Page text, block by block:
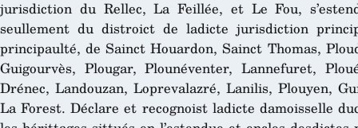
jurisdiction du Rellec, La Feillée, et Le Fou,
seullement du distroict de ladicte jurisdiction
principaulté, de Sainct Houardon, Sainct Thomas,
Guigourvès, Plougar, Plounéventer, Lannefuret,
Drénec, Landouzan, Loprevalazré, Lanilis, Plouyen,
La Forest. Déclare et recognoist ladicte damoisselle